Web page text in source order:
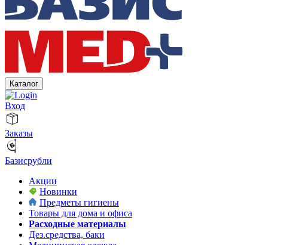
Каталог
Вход
Заказы
Базисрубли
Акции
Новинки
Предметы гигиены
Товары для дома и офиса
Расходные материалы
Дез.средства, баки